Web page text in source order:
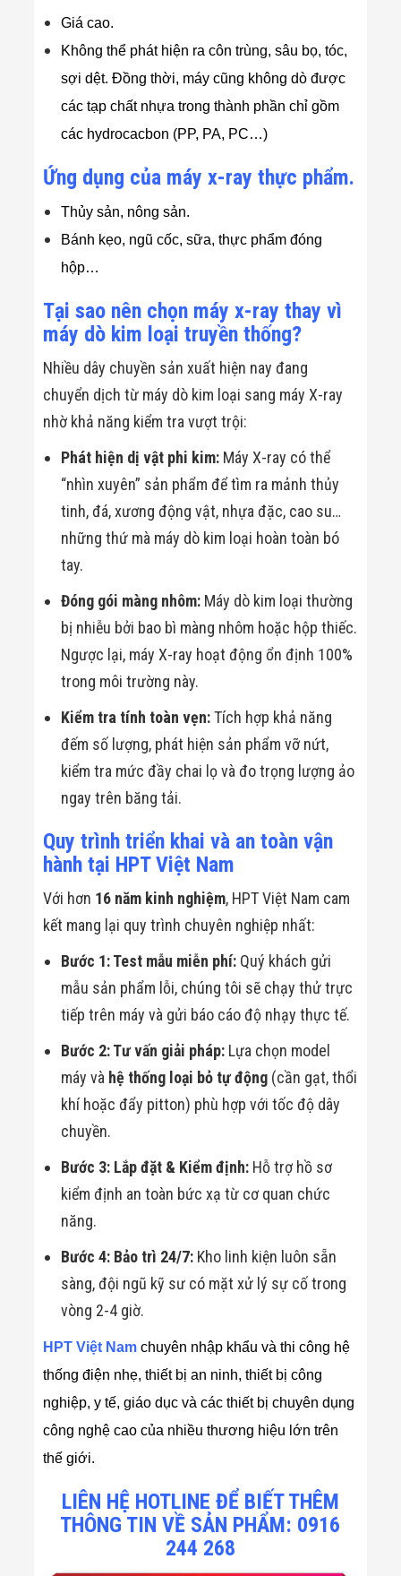
Giá cao.
Không thể phát hiện ra côn trùng, sâu bọ, tóc,
sợi dệt. Đồng thời, máy cũng không dò được
các tạp chất nhựa trong thành phần chỉ gồm
các hydrocacbon (PP, PA, PC…)
Ứng dụng của máy x-ray thực phẩm.
Thủy sản, nông sản.
Bánh kẹo, ngũ cốc, sữa, thực phẩm đóng
hộp…
Tại sao nên chọn máy x-ray thay vì
máy dò kim loại truyền thống?
Nhiều dây chuyền sản xuất hiện nay đang
chuyển dịch từ máy dò kim loại sang máy X-ray
nhờ khả năng kiểm tra vượt trội:
Phát hiện dị vật phi kim: Máy X-ray có thể
“nhìn xuyên” sản phẩm để tìm ra mảnh thủy
tinh, đá, xương động vật, nhựa đặc, cao su…
những thứ mà máy dò kim loại hoàn toàn bó
tay.
Đóng gói màng nhôm: Máy dò kim loại thường
bị nhiễu bởi bao bì màng nhôm hoặc hộp thiếc.
Ngược lại, máy X-ray hoạt động ổn định 100%
trong môi trường này.
Kiểm tra tính toàn vẹn:Tích hợp khả năng
đếm số lượng, phát hiện sản phẩm vỡ nứt,
kiểm tra mức đầy chai lọ và đo trọng lượng ảo
ngay trên băng tải.
Quy trình triển khai và an toàn vận
hành tại HPT Việt Nam
Với hơn 16 năm kinh nghiệm, HPT Việt Nam cam
kết mang lại quy trình chuyên nghiệp nhất:
Bước 1: Test mẫu miễn phí: Quý khách gửi
mẫu sản phẩm lỗi, chúng tôi sẽ chạy thử trực
tiếp trên máy và gửi báo cáo độ nhạy thực tế.
Bước 2: Tư vấn giải pháp: Lựa chọn model
máy và hệ thống loại bỏ tự động (cần gạt, thổi
khí hoặc đẩy pitton) phù hợp với tốc độ dây
chuyền.
Bước 3: Lắp đặt & Kiểm định: Hỗ trợ hồ sơ
kiểm định an toàn bức xạ từ cơ quan chức
năng.
Bước 4: Bảo trì 24/7: Kho linh kiện luôn sẵn
sàng, đội ngũ kỹ sư có mặt xử lý sự cố trong
vòng 2-4 giờ.
HPT Việt Nam chuyên nhập khẩu và thi công hệ
thống điện nhẹ, thiết bị an ninh, thiết bị công
nghiệp, y tế, giáo dục và các thiết bị chuyên dụng
công nghệ cao của nhiều thương hiệu lớn trên
thế giới.
LIÊN HỆ HOTLINE ĐỂ BIẾT THÊM
THÔNG TIN VỀ SẢN PHẨM: 0916
244 268